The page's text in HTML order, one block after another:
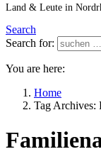
Land & Leute in
Search
Search for:
You are here:
Home
Tag Archives: